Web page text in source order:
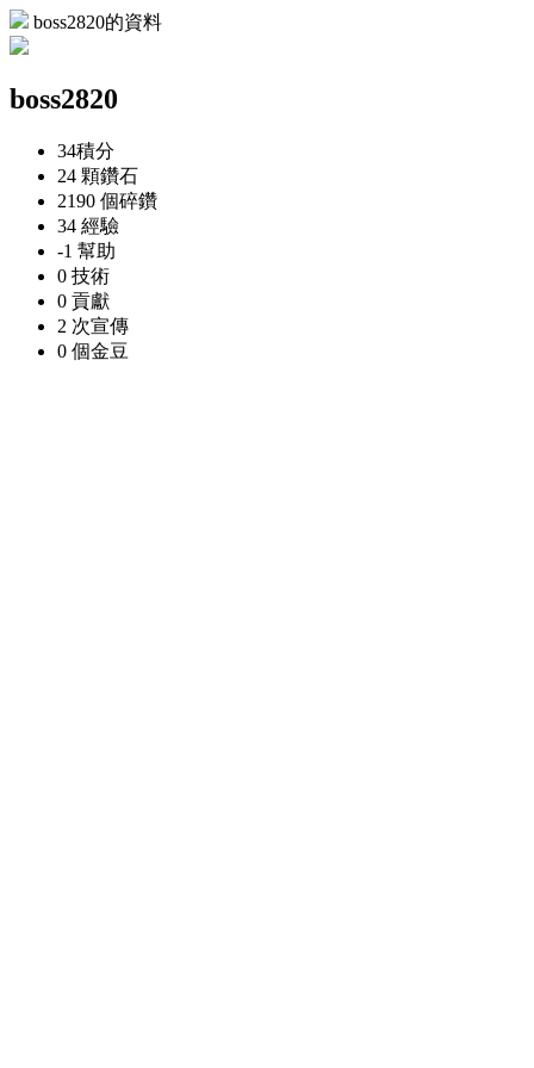
boss2820的資料
boss2820
34積分
24 顆鑽石
2190 個碎鑽
34 經驗
-1 幫助
0 技術
0 貢獻
2 次宣傳
0 個金豆